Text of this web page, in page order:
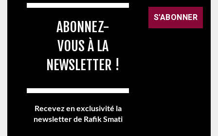
ABONNEZ-
VOUS À LA
NEWSLETTER !
Recevez en exclusivité la
newsletter de Rafik Smati